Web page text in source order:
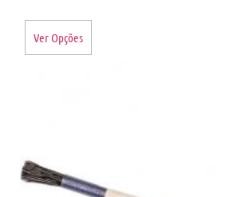
Ver Opções